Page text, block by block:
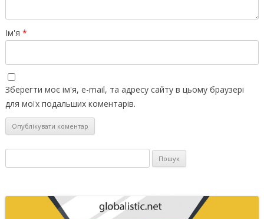
Ім'я *
Зберегти моє ім'я, e-mail, та адресу сайту в цьому браузері
для моїх подальших коментарів.